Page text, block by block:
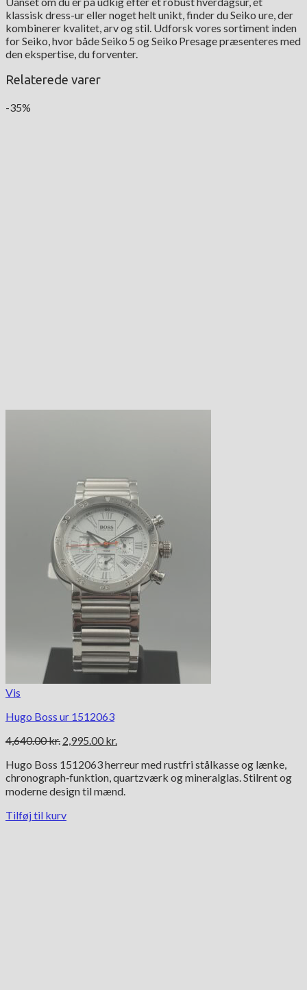
klassisk dress-ur eller noget helt unikt, finder du Seiko ure, der
kombinerer kvalitet, arv og stil. Udforsk vores sortiment inden
for Seiko, hvor både Seiko 5 og Seiko Presage præsenteres med
den ekspertise, du forventer.
Relaterede varer
-35%
Vis
Hugo Boss ur 1512063
4,640.00kr. Den
pris
var:
4,640.00 kr..
2,995.00 kr.
pris
er:
2,995.00 kr..
Hugo Boss 1512063 herreur med rustfri stålkasse og lænke,
chronograph‑funktion, quartzværk og mineralglas. Stilrent og
moderne design til mænd.
Tilføj til kurv